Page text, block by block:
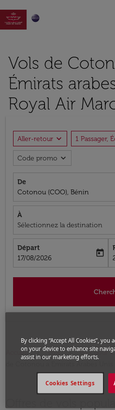

Vols de
Émirats
Royal Air
Aller-retour expand_more 1 Passager,
Code promo expand_more
De
Cotonou (COO), Bénin
À
Sélectionnez la destination
Départ
fc-booking-departure-date-
17/08/2026
today
Accueil Vols Vols pour
By clicking “Accept All Cookies”,
on your device to enhance site
assist in our marketing efforts.
Cookies Settings